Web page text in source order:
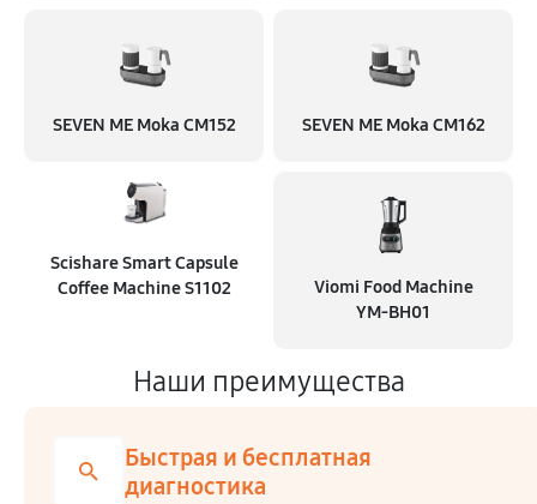
SEVEN ME Moka CM152 SEVEN ME Moka CM162
Scishare Smart Capsule
Coffee Machine S1102
Viomi Food Machine
YM-BH01
Наши преимущества
Быстрая и бесплатная
диагностика